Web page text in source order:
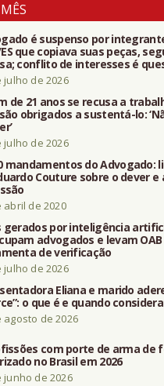
é suspenso por
que copiava suas peças,
conflito de interesses é
julho de 2026
de 21 anos se recusa a
obrigados a sustentá-lo:
julho de 2026
mandamentos do Advogado:
Couture sobre o dever e
abril de 2020
gerados por inteligência
advogados e levam
de verificação
julho de 2026
Eliana e marido
o que é e quando
agosto de 2026
com porte de arma de
no Brasil em 2026
junho de 2026